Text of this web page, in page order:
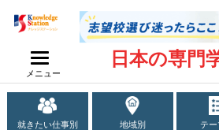
メニュー
日本の専門
就きたい仕事別 地域別 テー